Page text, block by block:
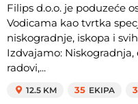
Filips d.o.o. je poduzeće
Vodicama kao tvrtka
niskogradnje, iskopa i
Izdvajamo:
radovi,...
12.5 KM 35 EKIPA